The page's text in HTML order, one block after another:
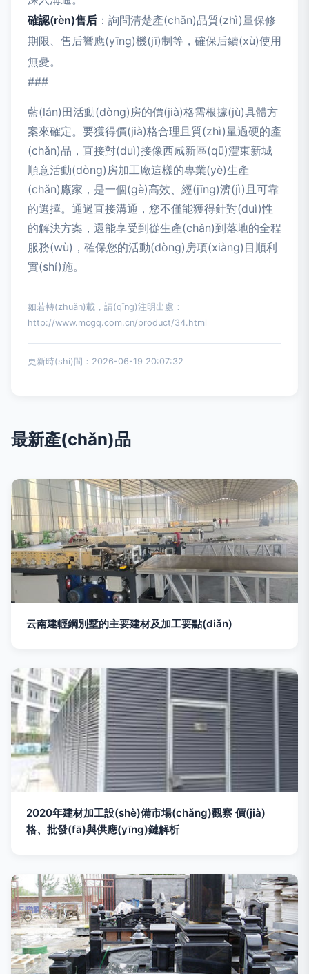
確認(rèn)售后 ：詢問清楚產(chǎn)品質(zhì)量保修
期限、售后響應(yīng)機(jī)制等，確保后續(xù)使用
無憂。
###
藍(lán)田活動(dòng)房的價(jià)格需根據(jù)具體方
案來確定。要獲得價(jià)格合理且質(zhì)量過硬的產
(chǎn)品，直接對(duì)接像西咸新區(qū)灃東新城
順意活動(dòng)房加工廠這樣的專業(yè)生產
(chǎn)廠家，是一個(gè)高效、經(jīng)濟(jì)且可靠
的選擇。通過直接溝通，您不僅能獲得針對(duì)性
的解決方案，還能享受到從生產(chǎn)到落地的全程
服務(wù)，確保您的活動(dòng)房項(xiàng)目順利
實(shí)施。
如若轉(zhuǎn)載，請(qǐng)注明出處：
http://www.mcgq.com.cn/product/34.html
更新時(shí)間：2026-06-19 20:07:32
最新產(chǎn)品
云南建輕鋼別墅的主要建材及加工要點(diǎn)
2020年建材加工設(shè)備市場(chǎng)觀察 價(jià)
格、批發(fā)與供應(yīng)鏈解析